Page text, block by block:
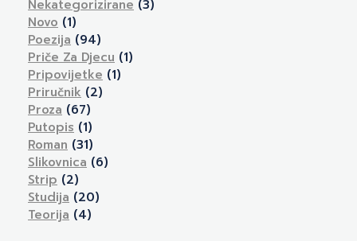
Nekategorizirane (3)
Novo (1)
Poezija (94)
Priče Za Djecu (1)
Pripovijetke (1)
Priručnik (2)
Proza (67)
Putopis (1)
Roman (31)
Slikovnica (6)
Strip (2)
Studija (20)
Teorija (4)